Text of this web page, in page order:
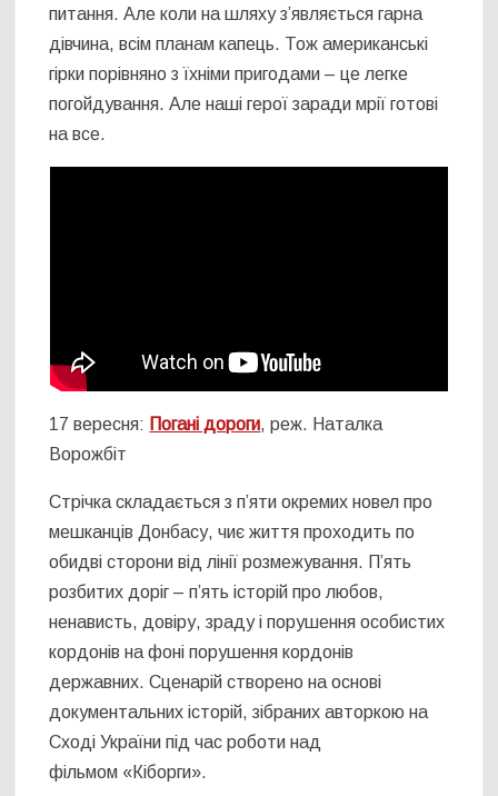
питання. Але коли на шляху з’являється гарна
дівчина, всім планам капець. Тож американські
гiрки порівняно з їхніми пригодами – це легке
погойдування. Але нашi герої заради мрії готові
на все.
17 вересня: Погані дороги, реж. Наталка
Ворожбіт
Стрічка складається з п’яти окремих новел про
мешканців Донбасу, чиє життя проходить по
обидві сторони від лінії розмежування. П’ять
розбитих доріг – п’ять історій про любов,
ненависть, довіру, зраду і порушення особистих
кордонів на фоні порушення кордонів
державних. Сценарій створено на основі
документальних історій, зібраних авторкою на
Сході України під час роботи над
фільмом «Кіборги».